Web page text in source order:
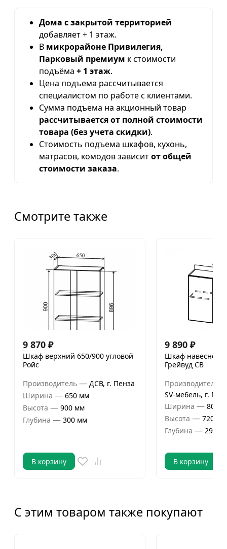
Дома с закрытой территорией
добавляет + 1 этаж.
В микрорайоне Привилегия,
Парковый премиум к стоимости
подъёма + 1 этаж.
Цена подъема рассчитывается
специалистом по работе с клиентами.
Сумма подъема на акционный товар
рассчитывается от полной стоимости
товара (без учета скидки).
Стоимость подъема шкафов, кухонь,
матрасов, комодов зависитот общей
стоимости заказа.
Смотрите также
9 870 ₽
Шкаф верхний 650/900 угловой
Ройс
Производитель — ДСВ, г. Пенза
Ширина — 650 мм
Высота — 900 мм
Глубина — 300 мм
В корзину
9 890 ₽
Шкаф навесной
Грейвуд СВ
Производитель
SV-мебель, г.
Ширина — 800
Высота — 720 мм
Глубина — 296
В корзину
С этим товаром также покупают